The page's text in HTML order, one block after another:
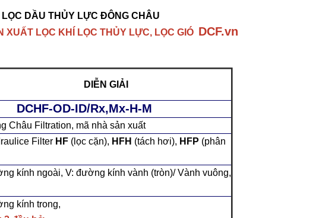
LỌC DẦU THỦY LỰC ĐÔNG CHÂU
XUẤT LỌC KHÍ LỌC THỦY LỰC, LỌC GIÓ DCF.vn
DIỄN GIẢI
DCHF-OD-ID/Rx,Mx-H-M
Châu Filtration, mã nhà sản xuất
Filter HF (lọc cặn), HFH (tách hơi), HFP (phân
kính ngoài, V: đường kính vành (tròn)/ Vành vuông,
kính trong,